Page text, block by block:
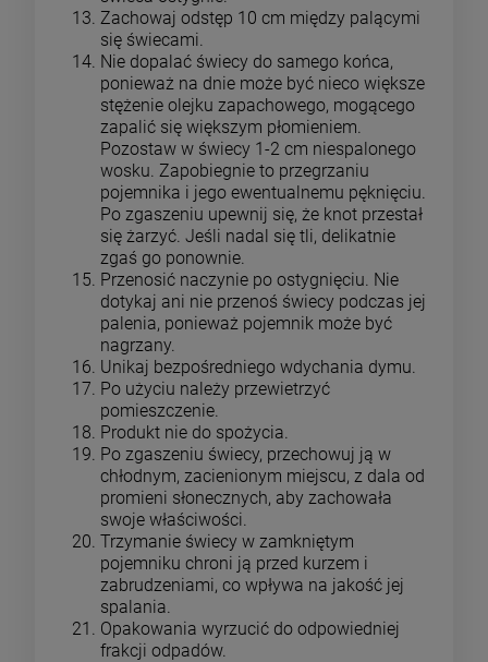
Zachowaj odstęp 10 cm między palącymi
się świecami.
Nie dopalać świecy do samego końca,
ponieważ na dnie może być nieco większe
stężenie olejku zapachowego, mogącego
zapalić się większym płomieniem.
Pozostaw w świecy 1-2 cm niespalonego
wosku. Zapobiegnie to przegrzaniu
pojemnika i jego ewentualnemu pęknięciu.
Po zgaszeniu upewnij się, że knot przestał
się żarzyć. Jeśli nadal się tli, delikatnie
zgaś go ponownie.
Przenosić naczynie po ostygnięciu. Nie
dotykaj ani nie przenoś świecy podczas jej
palenia, ponieważ pojemnik może być
nagrzany.
Unikaj bezpośredniego wdychania dymu.
Po użyciu należy przewietrzyć
pomieszczenie.
Produkt nie do spożycia.
Po zgaszeniu świecy, przechowuj ją w
chłodnym, zacienionym miejscu, z dala od
promieni słonecznych, aby zachowała
swoje właściwości.
Trzymanie świecy w zamkniętym
pojemniku chroni ją przed kurzem i
zabrudzeniami, co wpływa na jakość jej
spalania.
Opakowania wyrzucić do odpowiedniej
frakcji odpadów.